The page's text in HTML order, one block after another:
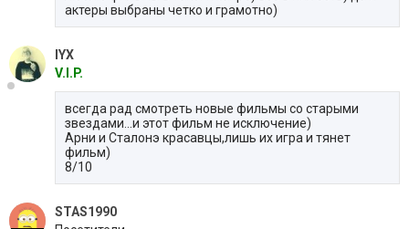
актеры выбраны четко и грамотно)
IYX
V.I.P.
всегда рад смотреть новые фильмы со старыми
звездами...и этот фильм не исключение)
Арни и Сталонэ красавцы,лишь их игра и тянет
фильм)
8/10
STAS1990